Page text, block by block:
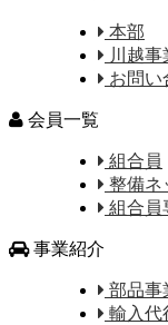
本部
川越事
お問い
会員一覧
組合員
整備ネ
組合員
事業紹介
部品事
輸入代